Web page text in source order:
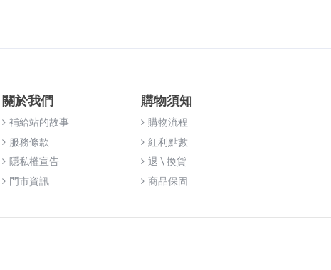
關於我們
補給站的故事
服務條款
隱私權宣告
門市資訊
購物須知
購物流程
紅利點數
退 \ 換貨
商品保固